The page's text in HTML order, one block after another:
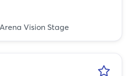
Vision Stage